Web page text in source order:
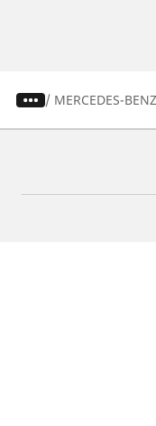
/ MERCEDES-BENZ